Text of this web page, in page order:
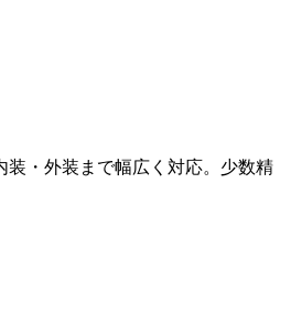
装・外装まで幅広く対応。少数精